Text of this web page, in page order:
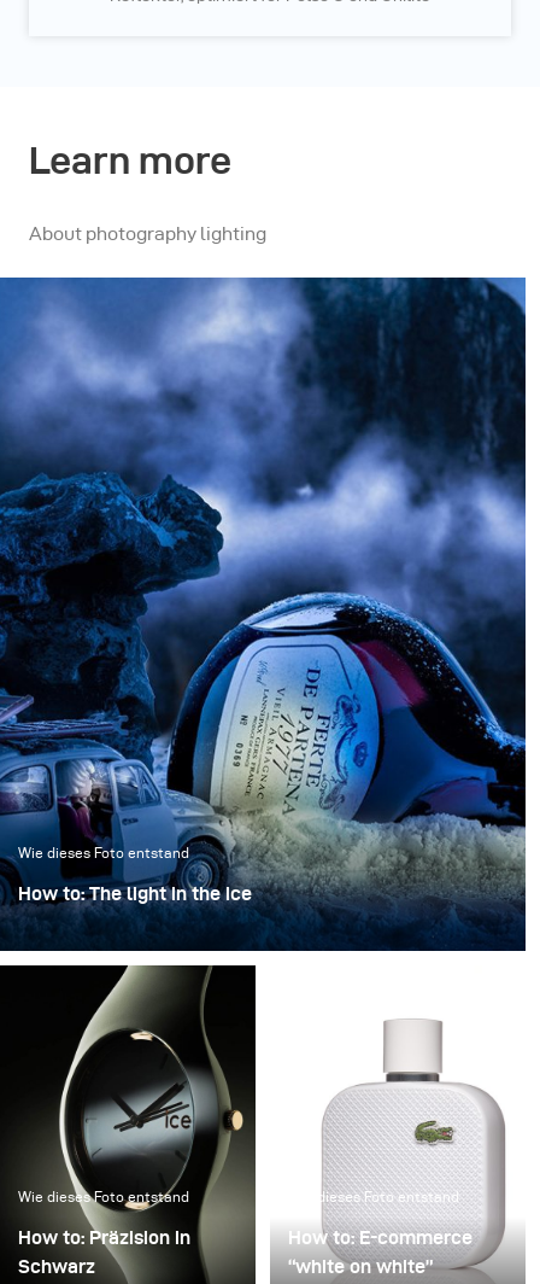
Learn more
About photography lighting
Wie dieses Foto entstand
How to: The light in the ice
“Das Licht im Eis” verwandelt eine ikonische Flasche in
ein skulpturales Objekt, eingefroren in einer klaren,
kristallinen Atmosphäre.
Wie dieses Foto entstand
How to: Präzision in
Schwarz
Wie dieses Foto entstand
How to: E-commerce
“white on white”